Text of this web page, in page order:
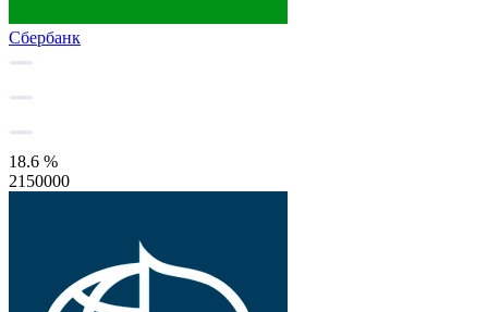
Сбербанк
18.6 %
2150000